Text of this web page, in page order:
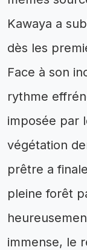
Kawaya a
dès les
Face à son
rythme
imposée par
végétation
prêtre a
pleine forêt
immense, le